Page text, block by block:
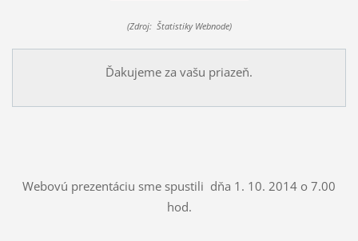
(Zdroj: Štatistiky Webnode)
Ďakujeme za vašu priazeň.
Webovú prezentáciu sme spustili dňa 1. 10. 2014 o 7.00
hod.